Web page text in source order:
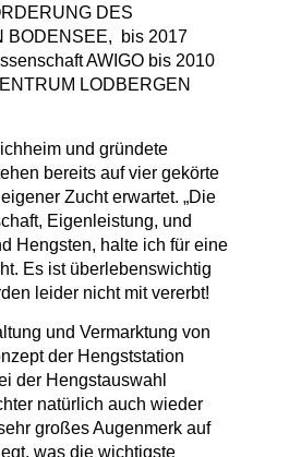
DES
BODENSEE, bis 2017
AWIGO bis 2010
LODBERGEN
und gründete
bereits auf vier gekörte
Zucht erwartet. „Die
Eigenleistung, und
Hengsten, halte ich für eine
Es ist überlebenswichtig
leider nicht mit vererbt!
und Vermarktung von
der Hengststation
der Hengstauswahl
natürlich auch wieder
großes Augenmerk auf
was die wichtigste